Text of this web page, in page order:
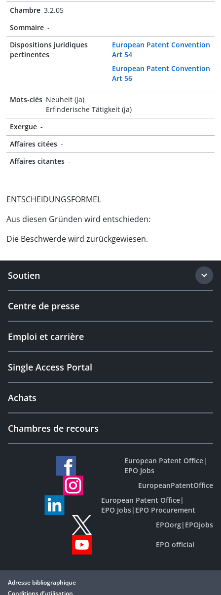
Chambre 3.2.05
Sommaire -
Dispositions juridiques
pertinentes
European Patent Convention
Art 54
European Patent Convention
Art 56
Mots-clés Neuheit (ja)
Erfinderische Tätigkeit (ja)
Exergue -
Affaires citées -
Affaires citantes -
ENTSCHEIDUNGSFORMEL
Aus diesen Gründen wird entschieden:
Die Beschwerde wird zurückgewiesen.
Soutien
Centre de presse
Emploi et carrière
Single Access Portal
Achats
Chambres de recours
European Patent Office|
EPO Jobs
EuropeanPatentOffice
European Patent Office|
EPO Jobs| EPO Procurement
EPOorg| EPOjobs
EPO official
Adresse bibliographique
Conditions d’utilisation